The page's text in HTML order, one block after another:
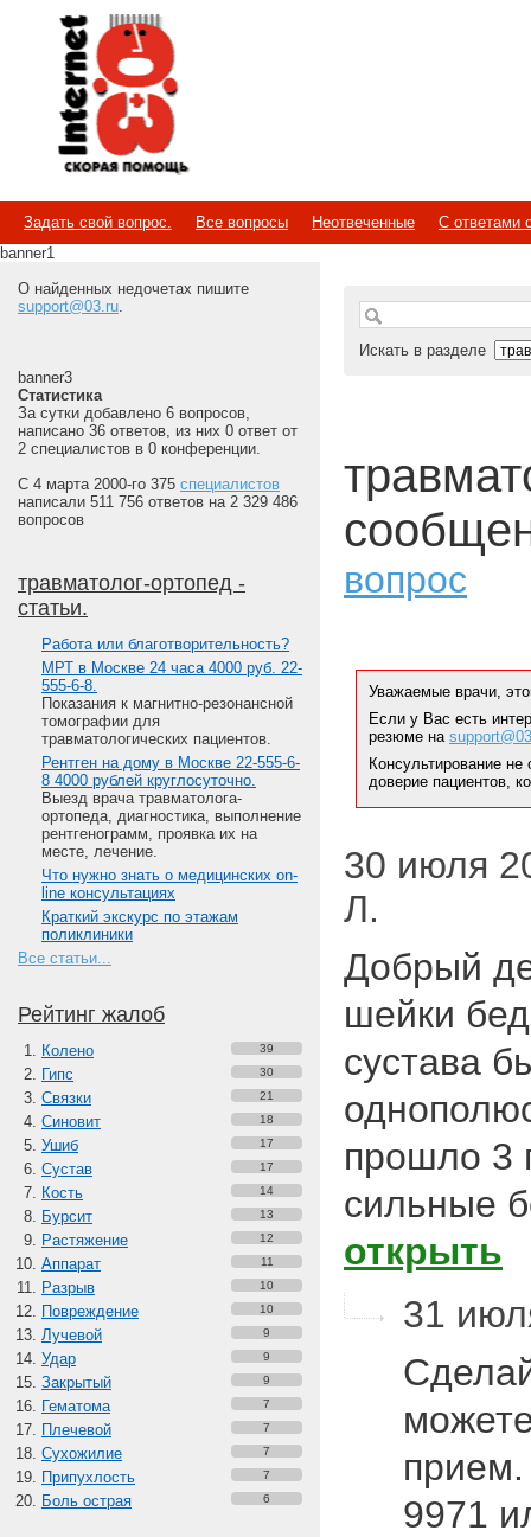
Internet
Скорая помощь
Задать свой вопрос. Все вопросы Неотвеченные
С ответами
banner1
О найденных недочетах пишите
support@03.ru.
banner3
Статистика
За сутки добавлено 6 вопросов,
написано 36 ответов, из них 0 ответ от
2 специалистов в 0 конференции.
С 4 марта 2000-го 375 специалистов
написали 511 756 ответов на 2 329 486
вопросов
травматолог-ортопед -
статьи.
Работа или благотворительность?
МРТ в Москве 24 часа 4000 руб. 22-
555-6-8.
Показания к магнитно-резонансной
томографии для
травматологических пациентов.
Рентген на дому в Москве 22-555-6-
8 4000 рублей круглосуточно.
Выезд врача травматолога-
ортопеда, диагностика, выполнение
рентгенограмм, проявка их на
месте, лечение.
Что нужно знать о медицинских on-
line консультациях
Краткий экскурс по этажам
поликлиники
Все статьи...
Рейтинг жалоб
Колено 39
Гипс 30
Связки 21
Синовит 18
Ушиб 17
Сустав 17
Кость 14
Бурсит 13
Растяжение 12
Аппарат 11
Разрыв 10
Повреждение 10
Лучевой 9
Удар 9
Закрытый 9
Гематома 7
Плечевой 7
Сухожилие 7
Припухлость 7
Боль острая 6
Искать в разделе
вопрос
Уважаемые врачи,
Если у Вас есть
резюме на
Консультирование
доверие пациентов,
30 июля
Л.
Добрый
шейки
сустава
прошло 3
сильные
открыть
31
9971